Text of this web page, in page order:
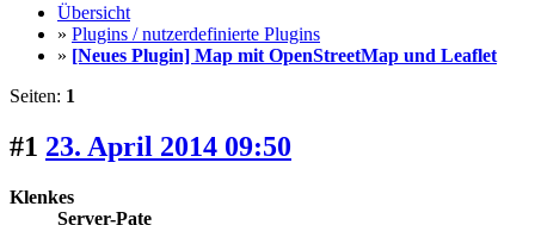
Übersicht
» Plugins / nutzerdefinierte Plugins
» [Neues Plugin] Map mit OpenStreetMap und Leaflet
Seiten: 1
#1 23. April 2014 09:50
Klenkes
Server-Pate